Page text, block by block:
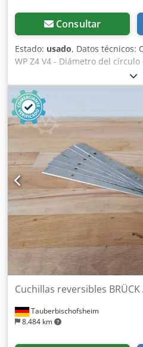
Consultar
Estado: usado, Datos técnicos:
WP Z4 V4 - Diámetro del
40 mm - Marcaje: Prueba BG -
Acero
Tauberbischofsheim
8.484 km
Cuchillas reversibles BRÜCK